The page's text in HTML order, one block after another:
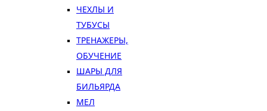
ЧЕХЛЫ И
ТУБУСЫ
ТРЕНАЖЕРЫ,
ОБУЧЕНИЕ
ШАРЫ ДЛЯ
БИЛЬЯРДА
МЕЛ